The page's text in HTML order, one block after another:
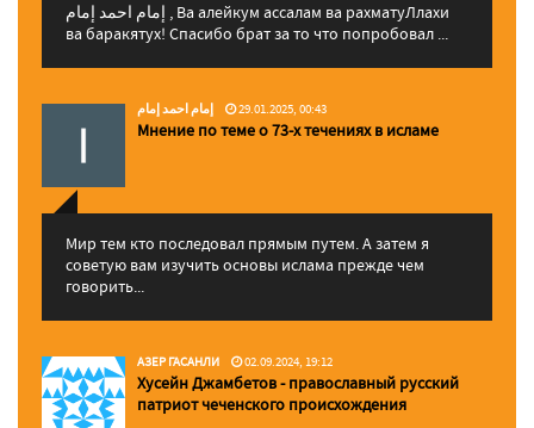
إمام احمد إمام , Ва алейкум ассалам ва рахматуЛлахи
ва баракятух! Спасибо брат за то что попробовал ...
إمام احمد إمام 29.01.2025, 00:43
Мнение по теме о 73-х течениях в исламе
Мир тем кто последовал прямым путем. А затем я
советую вам изучить основы ислама прежде чем
говорить...
АЗЕР ГАСАНЛИ 02.09.2024, 19:12
Хусейн Джамбетов - православный русский
патриот чеченского происхождения